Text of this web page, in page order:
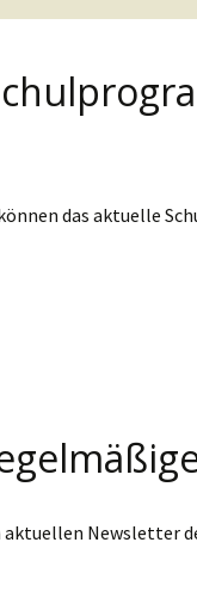
das aktuelle
aktuellen Newsletter